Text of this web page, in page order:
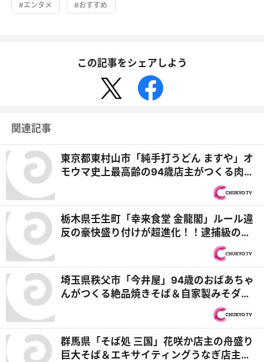
#エンタメ #おすすめ
この記事をシェアしよう
関連記事
東京都東村山市「純手打うどん ますや」オ
モウマ史上最高齢の94歳店主がつくる肉汁
うどん＆おかわりも完食！1万回来店の90
栃木県壬生町「幸来食堂 金龍閣」ルール違
反の豪快盛り付けが超進化！！逮捕級の海
鮮丼＆元警察官夫婦に密着『オモウマい
埼玉県秩父市「今井屋」94歳のおばあちゃ
んがつくる絶品焼きそば＆自家製みそダレ
がクセになる特製ホクホクみそポテト『オ
群馬県「そば処 三国」花咲か店主の舟盛り
巨大そば＆エキサイティングうなぎ店主